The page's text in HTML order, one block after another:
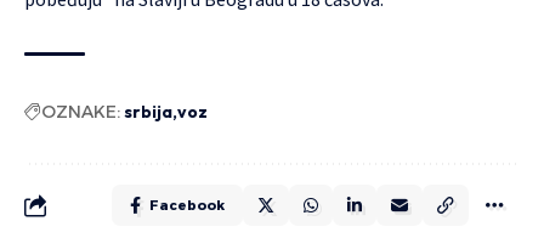
OZNAKE:srbija voz
Facebook